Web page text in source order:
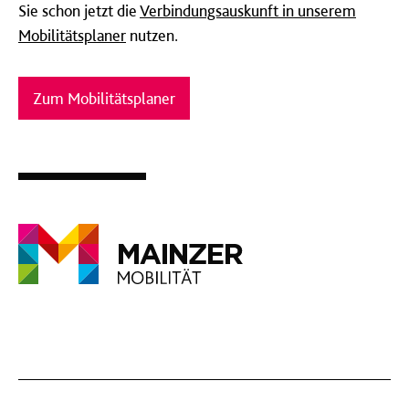
Sie schon jetzt dieVerbindungsauskunft in unserem
Mobilitätsplaner nutzen.
Zum Mobilitätsplaner